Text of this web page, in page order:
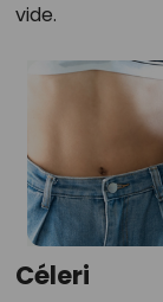
vide.
Céleri